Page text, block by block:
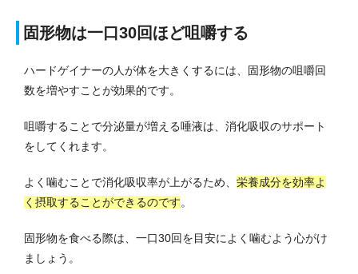
固形物は一口30回ほど咀嚼する
ハードゲイナーの人が体を大きくするには、固形物の咀嚼回
数を増やすことが効果的です。
咀嚼することで分泌量が増える唾液は、消化吸収のサポート
をしてくれます。
よく噛むことで消化吸収率が上がるため、 栄養成分を効率よ
く摂取することができるのです。
固形物を食べる際は、一口30回を目安によく噛むよう心がけ
ましょう。